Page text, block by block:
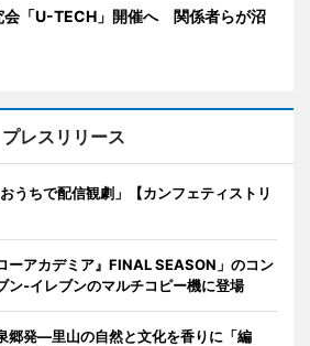
会「U-TECH」開催へ 関係者らが沼
プレスリリース
うちで配信観劇」【カンフェティストリ
ーアカデミア』FINAL SEASON」のコン
ン‐イレブンのマルチコピー機に登場
郷発―里山の自然と文化を香りに「編